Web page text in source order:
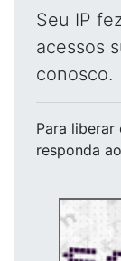
Seu IP
acessos
conosco.
Para liberar
responda